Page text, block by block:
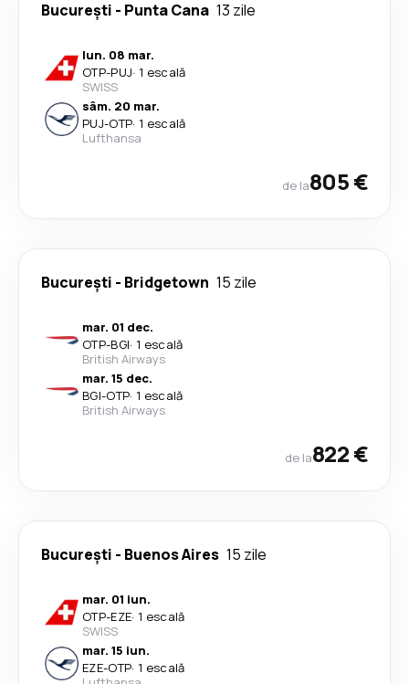
București - Punta Cana 13 zile
lun. 08 mar.
OTP-PUJ· 1 escală
SWISS
sâm. 20 mar.
PUJ-OTP· 1 escală
Lufthansa
de la805 €
București - Bridgetown 15 zile
mar. 01 dec.
OTP-BGI· 1 escală
British Airways
mar. 15 dec.
BGI-OTP· 1 escală
British Airways
de la822 €
București - Buenos Aires 15 zile
mar. 01 iun.
OTP-EZE· 1 escală
SWISS
mar. 15 iun.
EZE-OTP· 1 escală